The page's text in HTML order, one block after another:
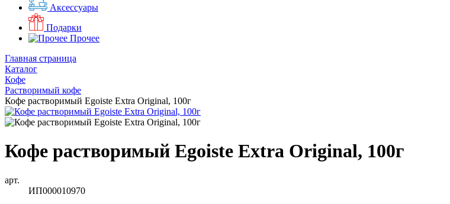
Аксессуары
Подарки
Прочее
Главная страница
Каталог
Кофе
Растворимый кофе
Кофе растворимый Egoiste Extra Original, 100г
Кофе растворимый Egoiste Extra Original, 100г
арт.
ИП000010970